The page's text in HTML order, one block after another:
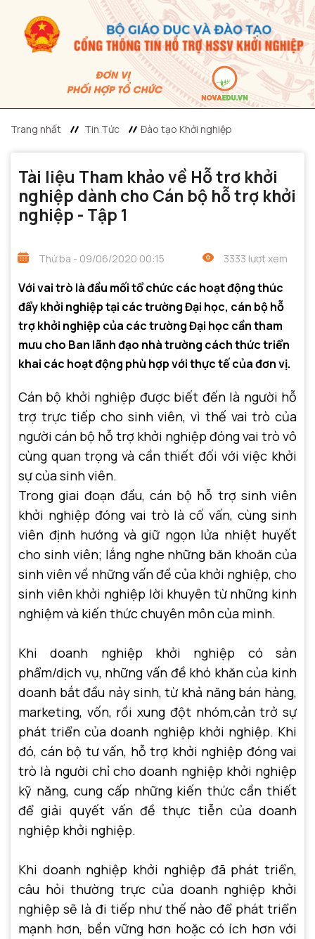
Trang nhất Tin Tức Đào tạo Khởi nghiệp
Tài liệu Tham khảo về Hỗ trơ khởi
nghiệp dành cho Cán bộ hỗ trợ khởi
nghiệp - Tập 1
Thứ ba - 09/06/2020 00:15 3333 lượt xem
Với vai trò là đầu mối tổ chức các hoạt động thúc
đẩy khởi nghiệp tại các trường Đại học, cán bộ hỗ
trợ khởi nghiệp của các trường Đại học cần tham
mưu cho Ban lãnh đạo nhà trường cách thức triển
khai các hoạt động phù hợp với thực tế của đơn vị.
Cán bộ khởi nghiệp được biết đến là người hỗ
trợ trực tiếp cho sinh viên,vì thế vai trò của
người cán bộ hỗ trợ khởi nghiệp đóng vai trò vô
cùng quan trọng và cần thiết đối với việc khởi
sự của sinh viên.
Trong giai đoạn đầu, cán bộ hỗ trợ sinh viên
khởi nghiệp đóng vai trò là cố vấn, cùng sinh
viên định hướng và giữ ngọn lửa nhiệt huyết
cho sinh viên; lắng nghe những băn khoăn của
sinh viên về những vấn đề của khởi nghiệp, cho
sinh viên khởi nghiệp lời khuyên từ những kinh
nghiệm và kiến thức chuyên môn của mình.
Khi doanh nghiệp khởi nghiệp có sản
phẩm/dịch vụ, những vấn đề khó khăn của kinh
doanh bắt đầu nảy sinh, từ khả năng bán hàng,
marketing, vốn, rồi xung đột nhóm,cản trở sự
phát triển của doanh nghiệp khởi nghiệp. Khi
đó, cán bộ tư vấn, hỗ trợ khởi nghiệp đóng vai
trò là người chỉ cho doanh nghiệp khởi nghiệp
kỹ năng, cung cấp những kiến thức cần thiết
để giải quyết vấn đề thực tiễn của doanh
nghiệp khởi nghiệp.
Khi doanh nghiệp khởi nghiệp đã phát triển,
câu hỏi thường trực của doanh nghiệp khởi
nghiệp sẽ là đi tiếp như thế nào để phát triển
mạnh hơn, bền vững hơn hoặc có ích hơn với